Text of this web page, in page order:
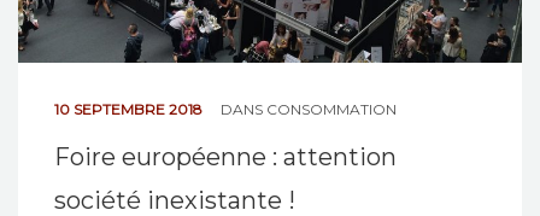
10 SEPTEMBRE 2018 DANS CONSOMMATION
Foire européenne : attention
société inexistante !